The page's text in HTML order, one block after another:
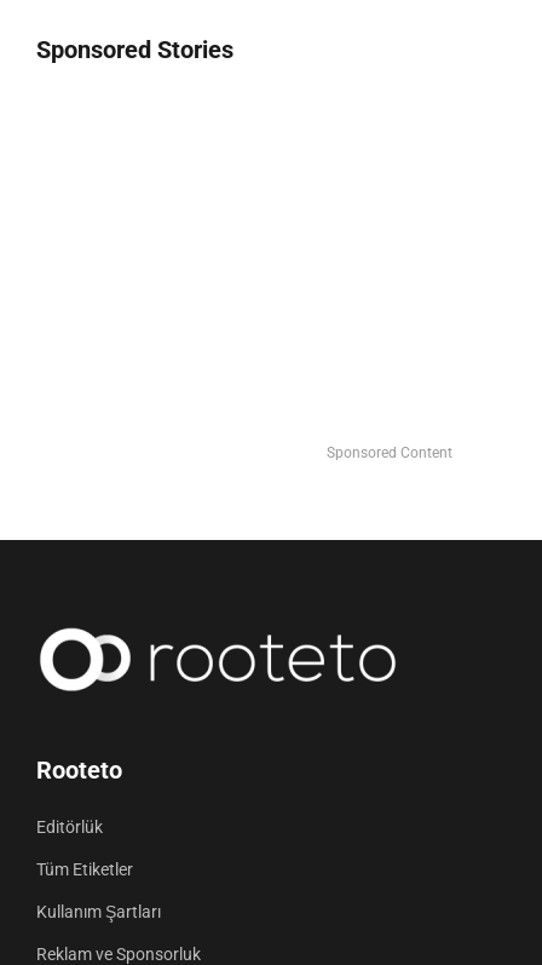
Sponsored Stories
Sponsored Content
Rooteto
Editörlük
Tüm Etiketler
Kullanım Şartları
Reklam ve Sponsorluk